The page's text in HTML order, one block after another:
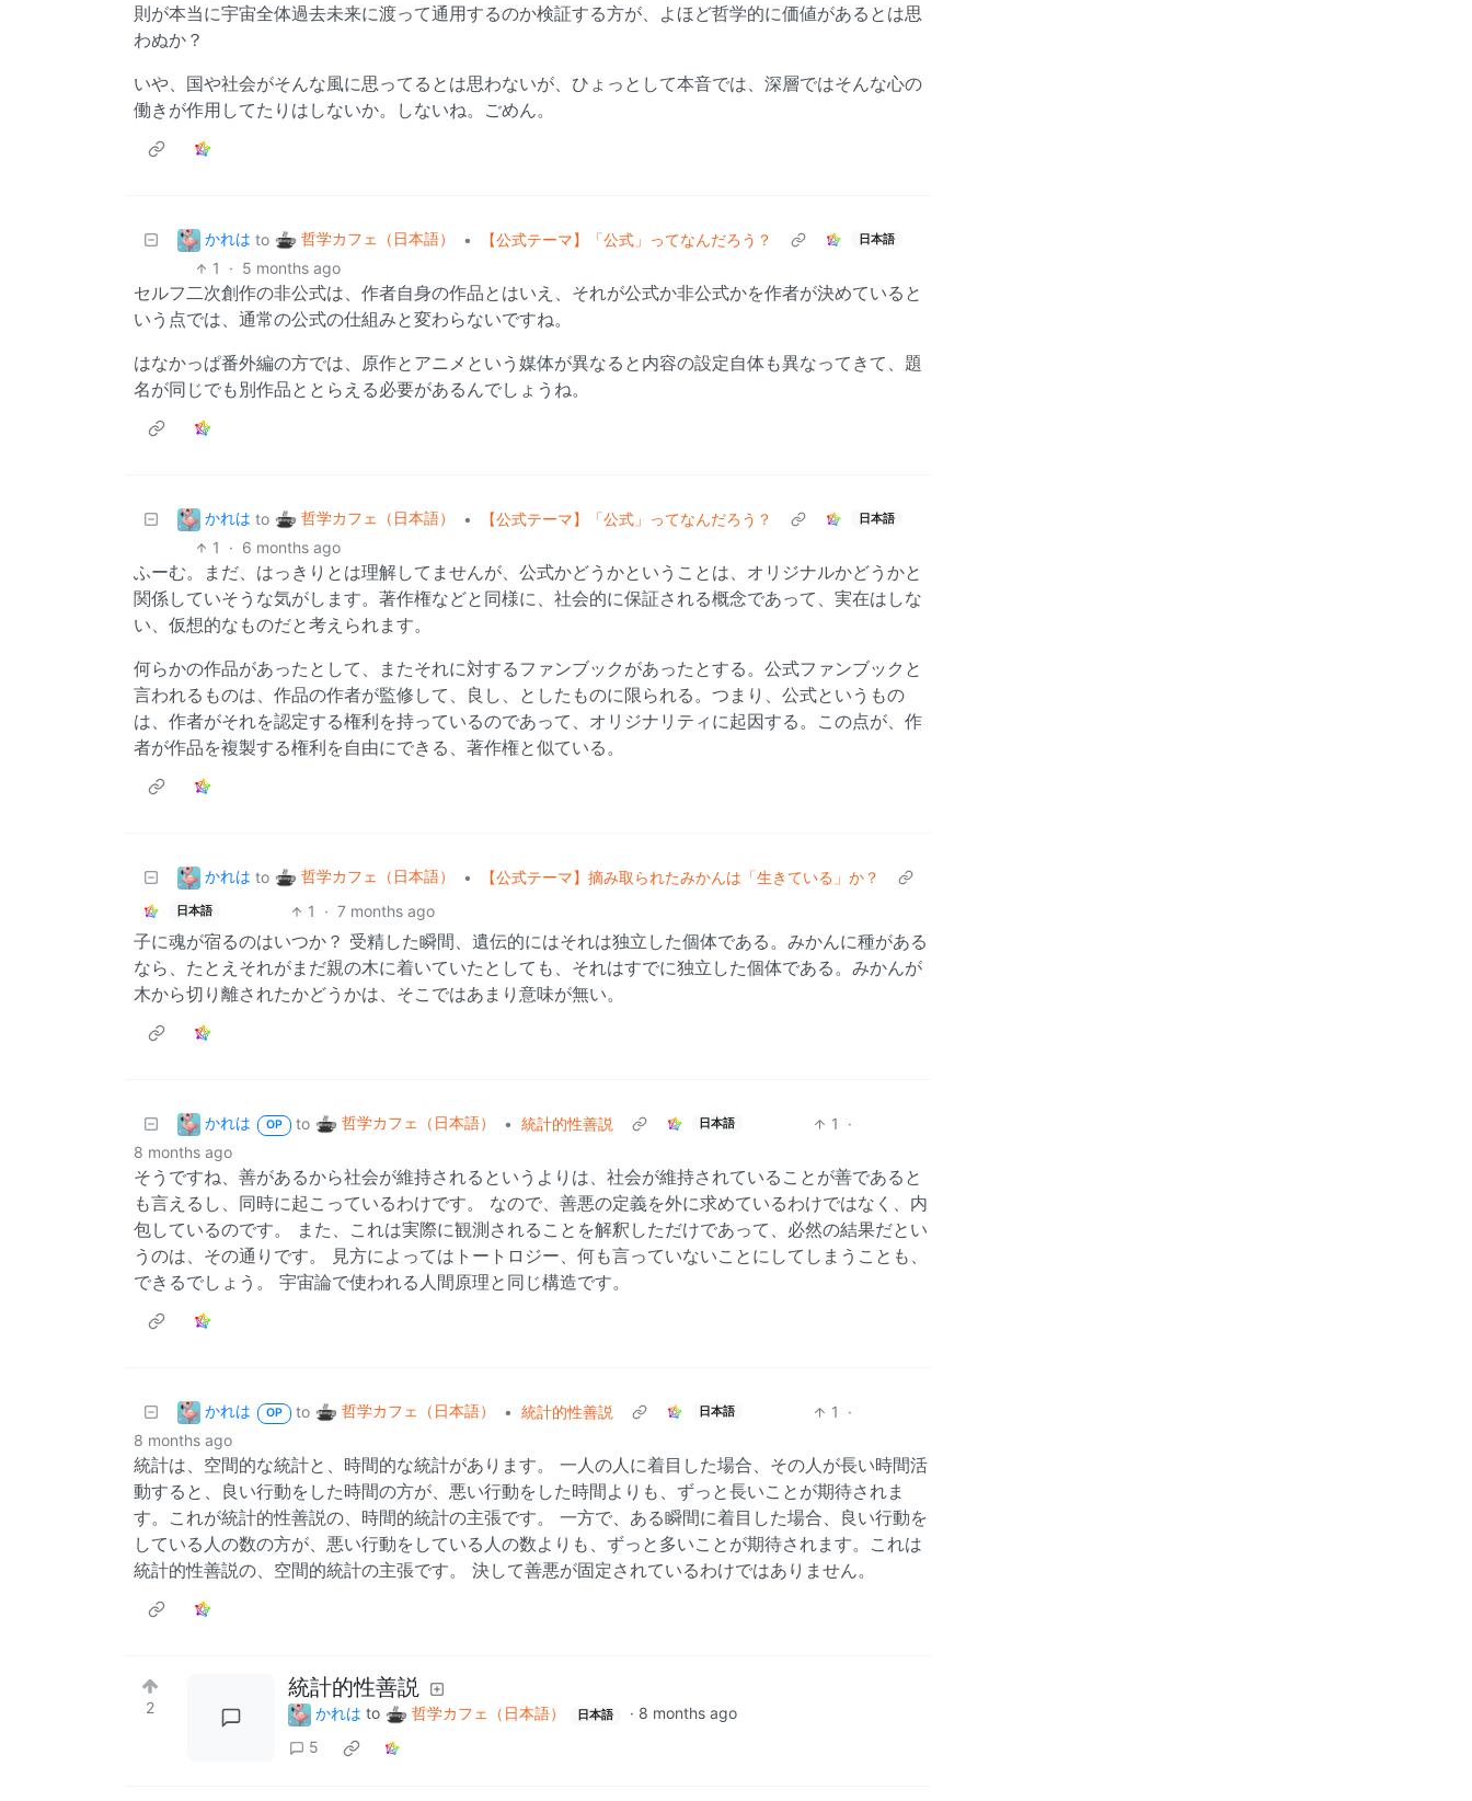
則が本当に宇宙全体過去未来に渡って通用するのか検証する方が、よほど哲学的に価値があるとは思
わぬか？
いや、国や社会がそんな風に思ってるとは思わないが、ひょっとして本音では、深層ではそんな心の
働きが作用してたりはしないか。しないね。ごめん。
かれは to 哲学カフェ（日本語） • 【公式テーマ】「公式」ってなんだろう？ 日本語
1 · 5 months ago
セルフ二次創作の非公式は、作者自身の作品とはいえ、それが公式か非公式かを作者が決めていると
いう点では、通常の公式の仕組みと変わらないですね。
はなかっぱ番外編の方では、原作とアニメという媒体が異なると内容の設定自体も異なってきて、題
名が同じでも別作品ととらえる必要があるんでしょうね。
かれは to 哲学カフェ（日本語） • 【公式テーマ】「公式」ってなんだろう？ 日本語
1 · 6 months ago
ふーむ。まだ、はっきりとは理解してませんが、公式かどうかということは、オリジナルかどうかと
関係していそうな気がします。著作権などと同様に、社会的に保証される概念であって、実在はしな
い、仮想的なものだと考えられます。
何らかの作品があったとして、またそれに対するファンブックがあったとする。公式ファンブックと
言われるものは、作品の作者が監修して、良し、としたものに限られる。つまり、公式というもの
は、作者がそれを認定する権利を持っているのであって、オリジナリティに起因する。この点が、作
者が作品を複製する権利を自由にできる、著作権と似ている。
かれは to 哲学カフェ（日本語） • 【公式テーマ】摘み取られたみかんは「生きている」か？
日本語 1 · 7 months ago
子に魂が宿るのはいつか？ 受精した瞬間、遺伝的にはそれは独立した個体である。みかんに種がある
なら、たとえそれがまだ親の木に着いていたとしても、それはすでに独立した個体である。みかんが
木から切り離されたかどうかは、そこではあまり意味が無い。
かれは OP to 哲学カフェ（日本語） • 統計的性善説 日本語 1
·
8 months ago
そうですね、善があるから社会が維持されるというよりは、社会が維持されていることが善であると
も言えるし、同時に起こっているわけです。 なので、善悪の定義を外に求めているわけではなく、内
包しているのです。 また、これは実際に観測されることを解釈しただけであって、必然の結果だとい
うのは、その通りです。 見方によってはトートロジー、何も言っていないことにしてしまうことも、
できるでしょう。 宇宙論で使われる人間原理と同じ構造です。
かれは OP to 哲学カフェ（日本語） • 統計的性善説 日本語 1
·
8 months ago
統計は、空間的な統計と、時間的な統計があります。 一人の人に着目した場合、その人が長い時間活
動すると、良い行動をした時間の方が、悪い行動をした時間よりも、ずっと長いことが期待されま
す。これが統計的性善説の、時間的統計の主張です。 一方で、ある瞬間に着目した場合、良い行動を
している人の数の方が、悪い行動をしている人の数よりも、ずっと多いことが期待されます。これは
統計的性善説の、空間的統計の主張です。 決して善悪が固定されているわけではありません。
2
統計的性善説
かれは to 哲学カフェ（日本語） 日本語 · 8 months ago
5